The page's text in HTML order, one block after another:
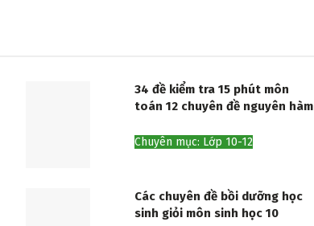
34 đề kiểm tra 15 phút môn
toán 12 chuyên đề nguyên hàm
Chuyên mục: Lớp 10-12
Các chuyên đề bồi dưỡng học
sinh giỏi môn sinh học 10